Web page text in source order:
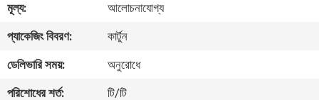
নিয়ন্ত্রণ
আমাদের
সাথে
মূল্য:
আলোচনাযোগ্য
প্যাকেজিং বিবরণ:
কার্টুন
ডেলিভারি সময়:
অনুরোধে
পরিশোধের শর্ত:
টি/টি